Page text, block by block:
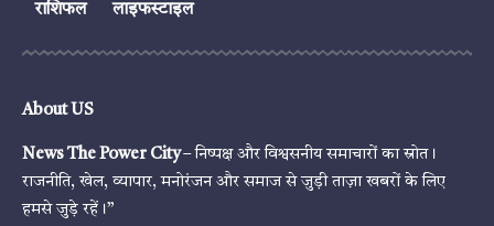
राशिफल
लाइफस्टाइल
About US
News The Power City– निष्पक्ष और विश्वसनीय समाचारों का स्रोत।
राजनीति, खेल, व्यापार, मनोरंजन और समाज से जुड़ी ताज़ा खबरों के लिए
हमसे जुड़े रहें।”